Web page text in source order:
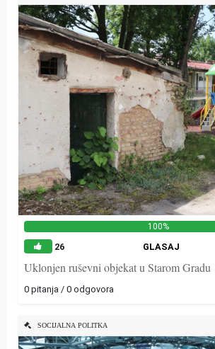
100%
26 GLASAJ
Uklonjen ruševni objekat u Starom Gradu
0 pitanja / 0 odgovora
SOCIJALNA POLITKA